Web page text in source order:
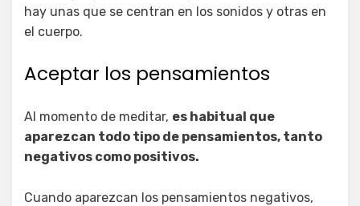
hay unas que se centran en los sonidos y otras en
el cuerpo.
Aceptar los pensamientos
Al momento de meditar, es habitual que
aparezcan todo tipo de pensamientos, tanto
negativos como positivos.
Cuando aparezcan los pensamientos negativos,